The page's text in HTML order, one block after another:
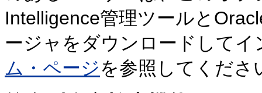
Intelligence管理ツールと
ージャをダウンロードして
ム・ページを参照してくださ